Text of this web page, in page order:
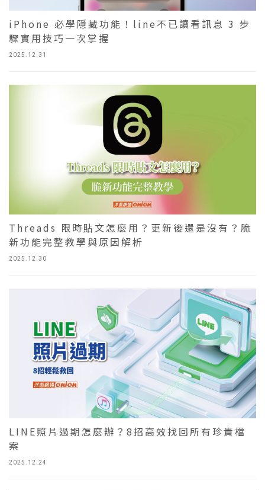
2025.12.31
iPhone 必學隱藏功能！line不已讀看訊息 3 步
驟實用技巧一次掌握
2025.12.30
Threads 限時貼文怎麼用？更新後還是沒有？脆
新功能完整教學與原因解析
2025.12.24
LINE照片過期怎麼辦？8招高效找回所有珍貴檔
案